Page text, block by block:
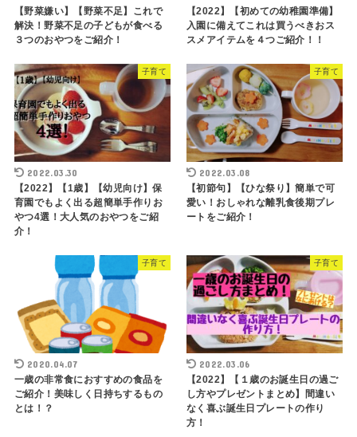
【野菜嫌い】【野菜不足】これで
解決！野菜不足の子どもが食べる
３つのおやつをご紹介！
【2022】【初めての幼稚園準備】
入園に備えてこれは買うべきおス
スメアイテムを４つご紹介！！
子育て
2022.03.30
【2022】【1歳】【幼児向け】保
育園でもよく出る超簡単手作りお
やつ4選！大人気のおやつをご紹
介！
子育て
2022.03.08
【初節句】【ひな祭り】簡単で可
愛い！おしゃれな離乳食後期プレ
ートをご紹介！
子育て
2020.04.07
一歳の非常食におすすめの食品を
ご紹介！美味しく日持ちするもの
とは！？
子育て
2022.03.06
【2022】【１歳のお誕生日の過ご
し方やプレゼントまとめ】間違い
なく喜ぶ誕生日プレートの作り
方！